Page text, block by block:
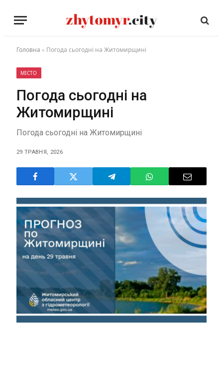
Головна » Погода сьогодні на Житомирщині
МІСТО
Погода сьогодні на
Житомирщині
Погода сьогодні на Житомирщині
29 ТРАВНЯ, 2026